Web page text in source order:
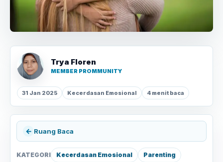
Trya Floren
MEMBER PROMMUNITY
31 Jan 2025 Kecerdasan Emosional 4 menit baca
← Ruang Baca
KATEGORI Kecerdasan Emosional Parenting